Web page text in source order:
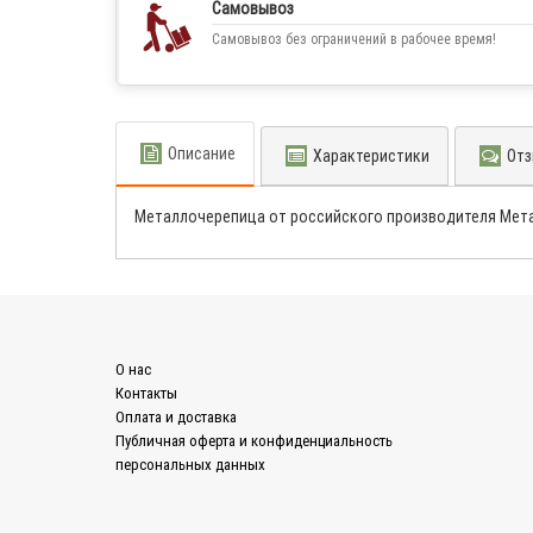
Самовывоз
Самовывоз без ограничений в рабочее время!
Описание Характеристики
Металлочерепица от российского производителя
О нас
Контакты
Оплата и доставка
Публичная оферта и конфиденциальность
персональных данных